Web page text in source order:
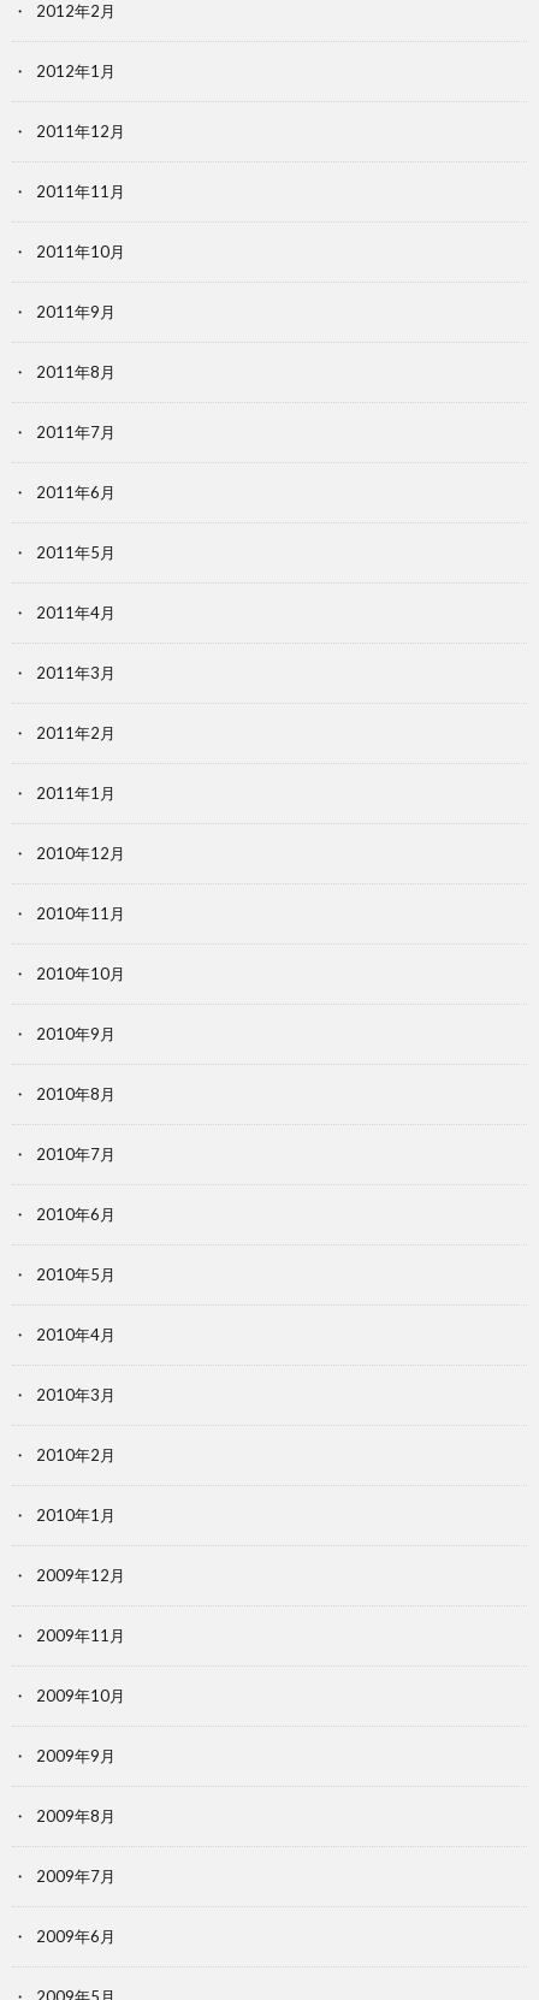
2012年2月
2012年1月
2011年12月
2011年11月
2011年10月
2011年9月
2011年8月
2011年7月
2011年6月
2011年5月
2011年4月
2011年3月
2011年2月
2011年1月
2010年12月
2010年11月
2010年10月
2010年9月
2010年8月
2010年7月
2010年6月
2010年5月
2010年4月
2010年3月
2010年2月
2010年1月
2009年12月
2009年11月
2009年10月
2009年9月
2009年8月
2009年7月
2009年6月